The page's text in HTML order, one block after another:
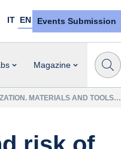
IT EN Events Submission
Magazine
MATERIALS AND TOOLS